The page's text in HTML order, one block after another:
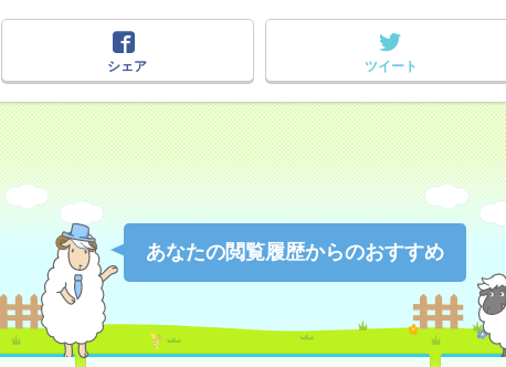
シェア
ツイート
あなたの閲覧履歴からのおすすめ